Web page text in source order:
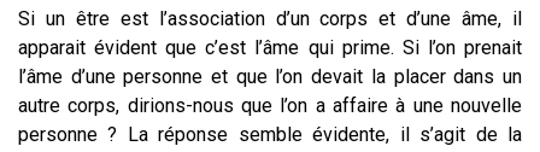
Si un être est l’association d’un corps et d’une âme, il
apparait évident que c’est l’âme qui prime. Si l’on prenait
l’âme d’une personne et que l’on devait la placer dans un
autre corps, dirions-nous que l’on a affaire à une nouvelle
personne ? La réponse semble évidente, il s’agit de la